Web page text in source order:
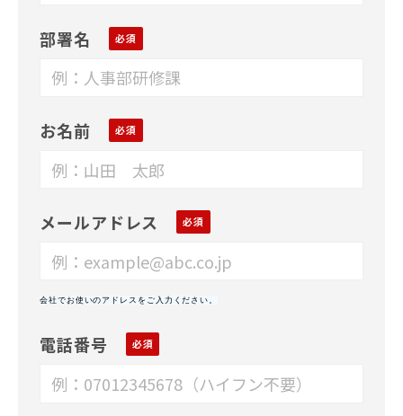
部署名
お名前
メールアドレス
会社でお使いのアドレスをご入力ください。
電話番号